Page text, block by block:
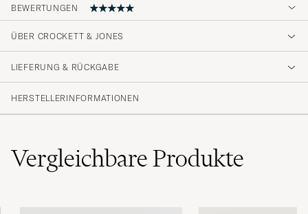
BEWERTUNGEN
Ein exzellenter, klassischer Herrengürtel
Perfekt!
Mein Sohn hat diesen Gürtel zu Weihnachten
bekommen und ist mit der Qualität und dem
Aussehen sehr zufrieden. Die Abwicklung
ÜBER CROCKETT & JONES
LIEFERUNG & RÜCKGABE
HERSTELLERINFORMATIONEN
VergleichbareProdukte